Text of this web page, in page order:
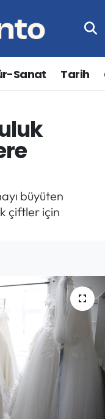
Sanat Tarih
büyüten
çiftler için